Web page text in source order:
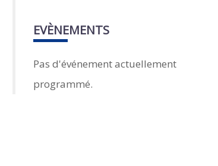
EVÈNEMENTS
Pas d'événement actuellement
programmé.